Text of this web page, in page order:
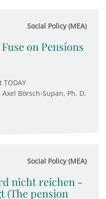
Social Policy (MEA)
on Pensions
Börsch-Supan, Ph. D.
Social Policy (MEA)
nicht reichen -
(The pension